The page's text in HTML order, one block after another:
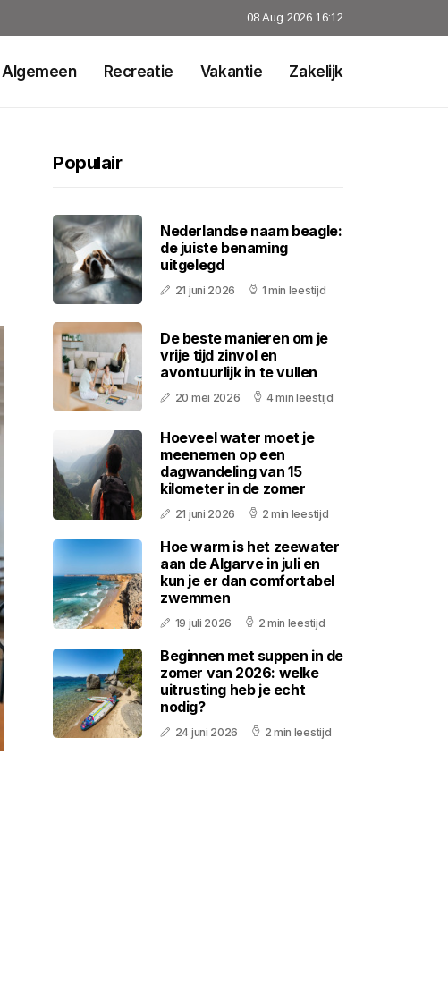
08 Aug 2026 16:12
Algemeen Recreatie Vakantie Zakelijk
Populair
Nederlandse naam beagle:
de juiste benaming
uitgelegd
21 juni 2026 1 min leestijd
De beste manieren om je
vrije tijd zinvol en
avontuurlijk in te vullen
20 mei 2026 4 min leestijd
Hoeveel water moet je
meenemen op een
dagwandeling van 15
kilometer in de zomer
21 juni 2026 2 min leestijd
Hoe warm is het zeewater
aan de Algarve in juli en
kun je er dan comfortabel
zwemmen
19 juli 2026 2 min leestijd
Beginnen met suppen in de
zomer van 2026: welke
uitrusting heb je echt
nodig?
24 juni 2026 2 min leestijd